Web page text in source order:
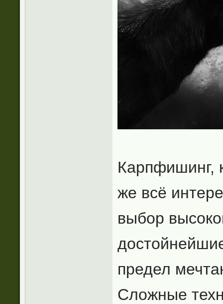
Карпфишинг,
же всё
выбор
предел
Сложные